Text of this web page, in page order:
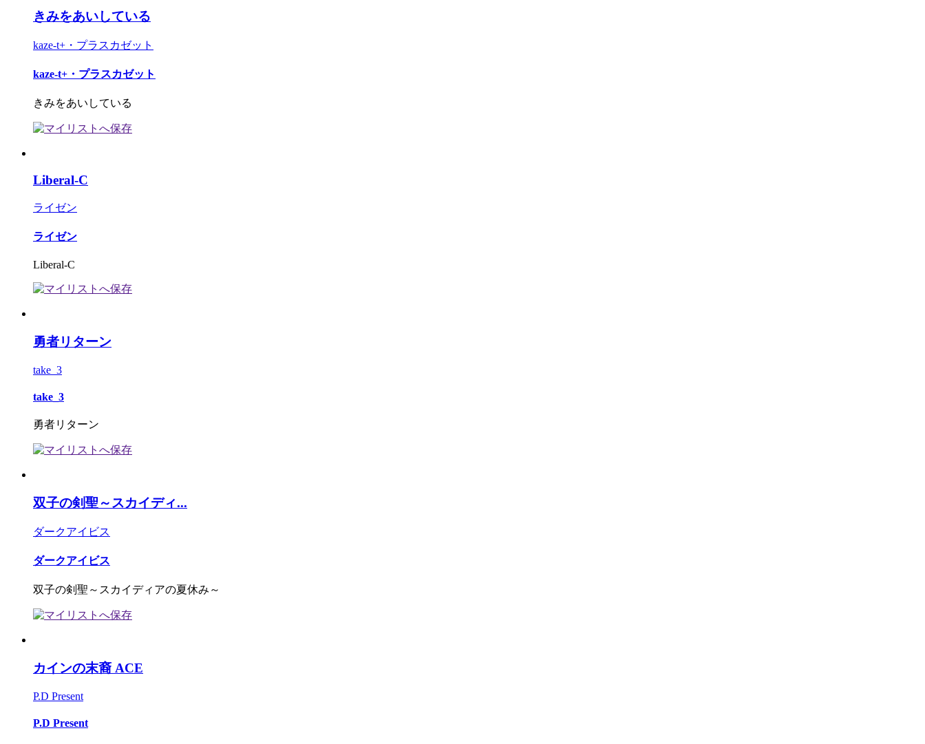
きみをあいしている
kaze-t+・プラスカゼット
kaze-t+・プラスカゼット
きみをあいしている
Liberal-C
ライゼン
ライゼン
Liberal-C
勇者リターン
take_3
take_3
勇者リターン
双子の剣聖～スカイディ...
ダークアイビス
ダークアイビス
双子の剣聖～スカイディアの夏休み～
カインの末裔 ACE
P.D Present
P.D Present